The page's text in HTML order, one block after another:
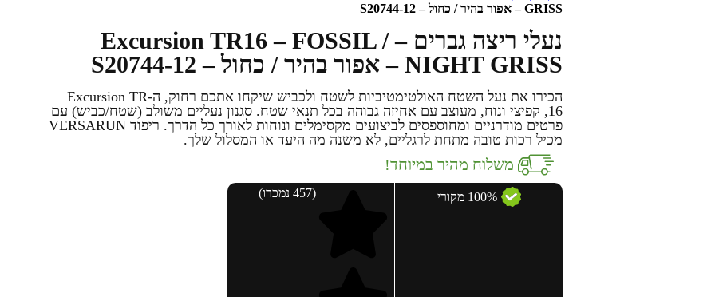
GRISS – אפור בהיר / כחול – S20744-12
נעלי ריצה גברים – Excursion TR16 – FOSSIL /
NIGHT GRISS – אפור בהיר / כחול – S20744-12
הכירו את נעל השטח האולטימטיביות לשטח ולכביש שיקחו אתכם רחוק, ה-Excursion TR
16, קפיצי ונוח, מעוצב עם אחיזה גבוהה בכל תנאי שטח. סגנון נעליים משולב (שטח/כביש) עם
פרטים מודרניים ומחוספסים לביצועים מקסימלים ונוחות לאורך כל הדרך. ריפוד VERSARUN
מכיל רכות טובה מתחת לרגליים, לא משנה מה היעד או המסלול שלך.
משלוח מהיר במיוחד!
100% מקורי (457 נמכרו)